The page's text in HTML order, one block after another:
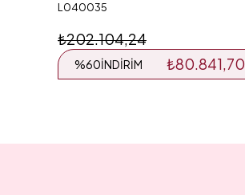
L040035
₺80.841,70
%60İNDIRIM
₺202.104,24